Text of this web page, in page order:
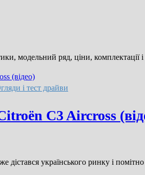
модельний ряд, ціни, комплектації
і тест драйви
C3 Aircross
українського ринку і